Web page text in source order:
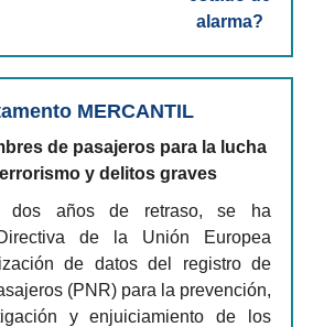
MERCANTIL
de pasajeros para la lucha
y delitos graves
dos años de retraso, se ha
de la Unión Europea
de datos del registro de
(PNR) para la prevención,
y enjuiciamiento de los